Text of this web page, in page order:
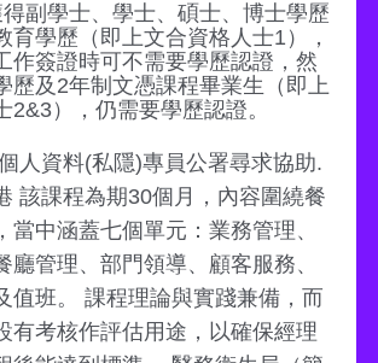
副學士、學士、碩士、博士學歷
育學歷（即上文合資格人士1），
作簽證時可不需要學歷認證，然
歷及2年制文憑課程畢業生（即上
2&3），仍需要學歷認證。
人資料(私隱)專員公署尋求協助.
該課程為期30個月，內容圍繞餐
當中涵蓋七個單元：業務管理、
廳管理、部門領導、顧客服務、
值班。 課程理論與實踐兼備，而
有考核作評估用途，以確保經理